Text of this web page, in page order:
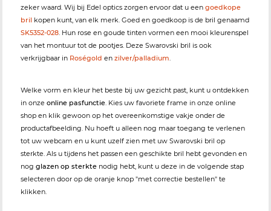
zeker waard. Wij bij Edel optics zorgen ervoor dat u een goedkope
bril kopen kunt, van elk merk. Goed en goedkoop is de bril genaamd
SK5352-028. Hun rose en goude tinten vormen een mooi kleurenspel
van het montuur tot de pootjes. Deze Swarovski bril is ook
verkrijgbaar in Roségold en zilver/palladium.
Welke vorm en kleur het beste bij uw gezicht past, kunt u ontdekken
in onze online pasfunctie. Kies uw favoriete frame in onze online
shop en klik gewoon op het overeenkomstige vakje onder de
productafbeelding. Nu hoeft u alleen nog maar toegang te verlenen
tot uw webcam en u kunt uzelf zien met uw Swarovski bril op
sterkte. Als u tijdens het passen een geschikte bril hebt gevonden en
nog glazen op sterkte nodig hebt, kunt u deze in de volgende stap
selecteren door op de oranje knop "met correctie bestellen" te
klikken.